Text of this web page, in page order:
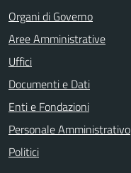
Organi di Governo
Aree Amministrative
Uffici
Documenti e Dati
Enti e Fondazioni
Personale Amministrativo
Politici